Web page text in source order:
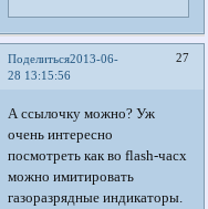
Поделиться 27
2013-06-
28 13:15:56
А ссылочку можно? Уж
очень интересно
посмотреть как во flash-часх
можно имитировать
газоразрядные индикаторы.